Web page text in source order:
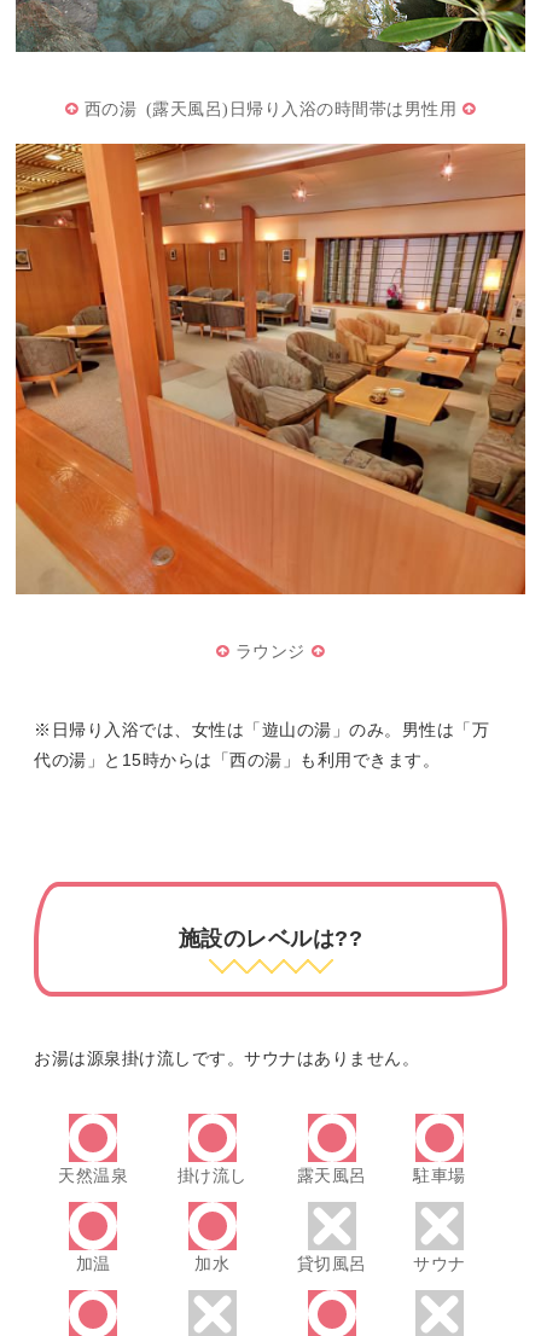
西の湯 (露天風呂)日帰り入浴の時間帯は男性用
ラウンジ
※日帰り入浴では、女性は「遊山の湯」のみ。男性は「万
代の湯」と15時からは「西の湯」も利用できます。
施設のレベルは??
お湯は源泉掛け流しです。サウナはありません。
天然温泉 掛け流し 露天風呂 駐車場
加温 加水 貸切風呂 サウナ